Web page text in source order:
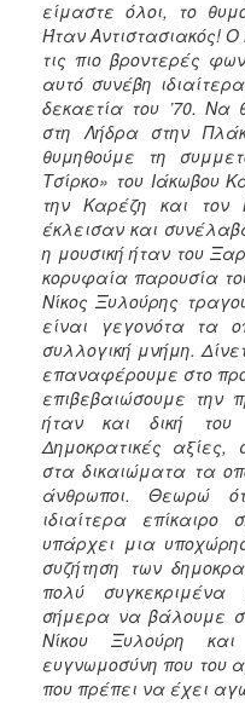
είμαστε όλοι, το
Ήταν Αντιστασιακός!
τις πιο βροντερές
αυτό συνέβη
δεκαετία του ’70. Να
στη Λήδρα στην
θυμηθούμε τη
Τσίρκο» του Ιάκωβου
την Καρέζη και τον
έκλεισαν και
η μουσική ήταν του
κορυφαία παρουσία
Νίκος Ξυλούρης
είναι γεγονότα τα
συλλογική μνήμη.
επαναφέρουμε στο
επιβεβαιώσουμε
ήταν και δική του
Δημοκρατικές
στα δικαιώματα τα
άνθρωποι. Θεωρώ
ιδιαίτερα
υπάρχει μια
συζήτηση των
πολύ
σήμερα να βάλουμε
Νίκου Ξυλούρη
ευγνωμοσύνη που του
που πρέπει να έχει